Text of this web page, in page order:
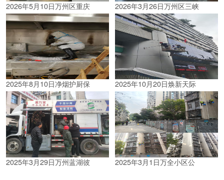
2026年5月10日万州区重庆 2026年3月26日万州区三峡
2025年8月10日净烟护厨保 2025年10月20日焕新天际
2025年3月29日万州蓝湖彼 2025年3月1日万全小区公